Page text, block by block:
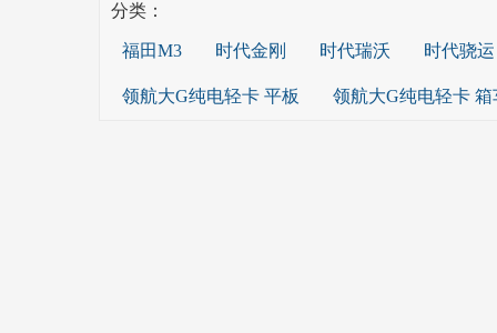
分类：
福田M3 时代金刚 时代瑞沃 时代骁运
领航大G纯电轻卡 平板 领航大G纯电轻卡 箱